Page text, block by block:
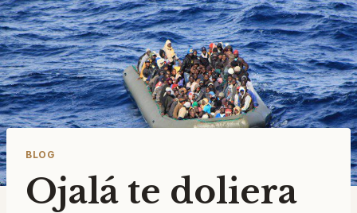
BLOG
Ojalá te doliera